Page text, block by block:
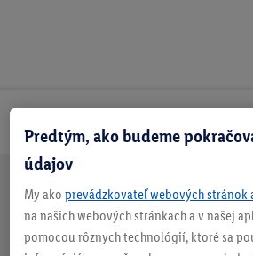
Doprava
zadarmo
nad 70 €¹
30 dní na
vrátenie
Vrátenie
zadarmo
Každý
týždeň
niečo
Predtým, ako budeme
údajov
My ako prevádzkovateľ webových stránok
na našich webových stránkach a v našej
pomocou rôznych technológií, ktoré sa